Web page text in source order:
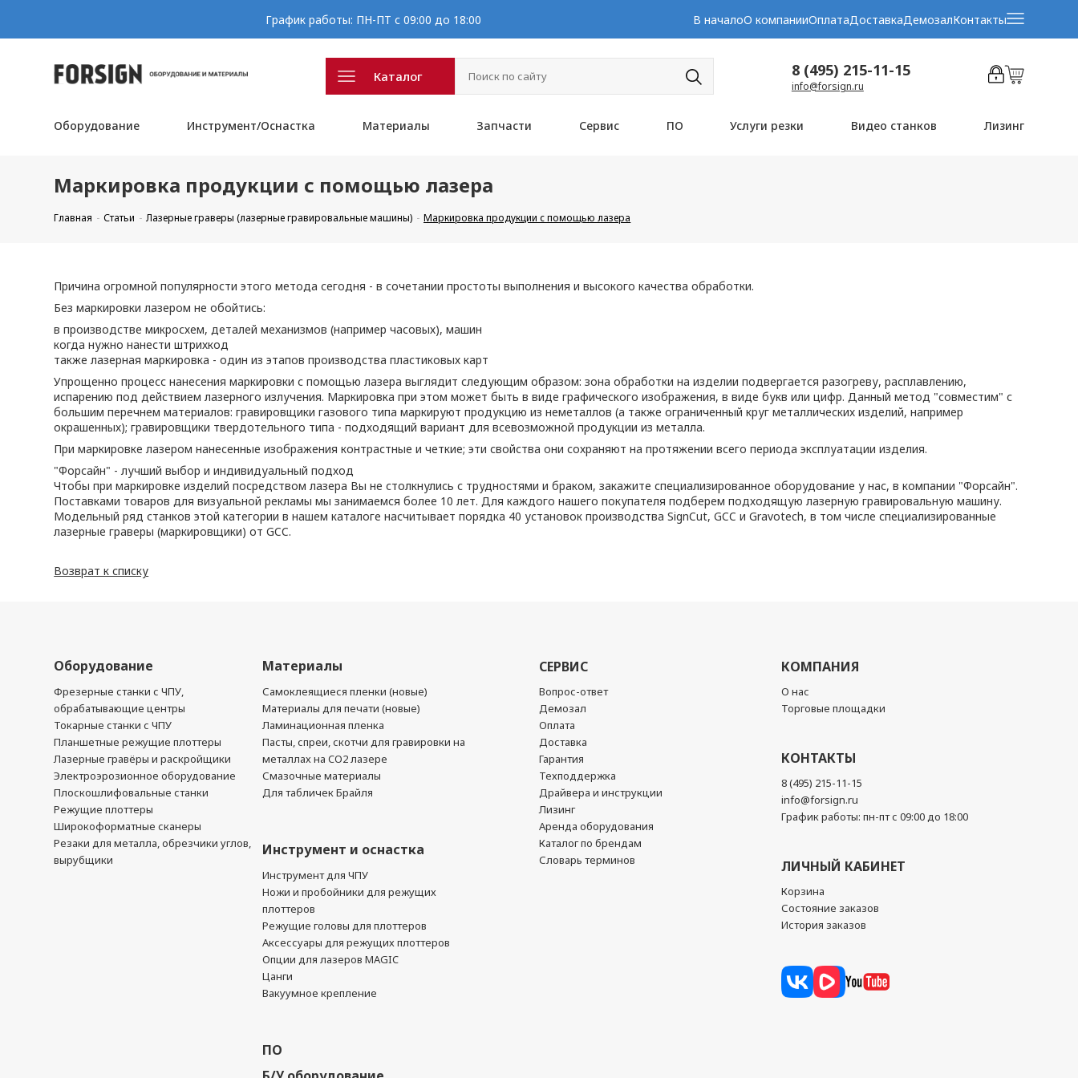
График работы: ПН-ПТ с 09:00 до 18:00 В началоО компанииОплатаДоставкаДемозалКонтакты
Каталог 8 (495) 215-11-15
info@forsign.ru
Оборудование Инструмент/Оснастка Материалы Запчасти Сервис ПО Услуги резки Видео станков Лизинг
Маркировка продукции с помощью лазера
Главная Статьи Лазерные граверы (лазерные гравировальные машины) Маркировка продукции с помощью лазера
Причина огромной популярности этого метода сегодня - в сочетании простоты выполнения и высокого качества обработки.
Без маркировки лазером не обойтись:
в производстве микросхем, деталей механизмов (например часовых), машин
когда нужно нанести штрихкод
также лазерная маркировка - один из этапов производства пластиковых карт
Упрощенно процесс нанесения маркировки с помощью лазера выглядит следующим образом: зона обработки на изделии подвергается разогреву, расплавлению,
испарению под действием лазерного излучения. Маркировка при этом может быть в виде графического изображения, в виде букв или цифр. Данный метод "совместим" с
большим перечнем материалов: гравировщики газового типа маркируют продукцию из неметаллов (а также ограниченный круг металлических изделий, например
окрашенных); гравировщики твердотельного типа - подходящий вариант для всевозможной продукции из металла.
При маркировке лазером нанесенные изображения контрастные и четкие; эти свойства они сохраняют на протяжении всего периода эксплуатации изделия.
"Форсайн" - лучший выбор и индивидуальный подход
Чтобы при маркировке изделий посредством лазера Вы не столкнулись с трудностями и браком, закажите специализированное оборудование у нас, в компании "Форсайн".
Поставками товаров для визуальной рекламы мы занимаемся более 10 лет. Для каждого нашего покупателя подберем подходящую лазерную гравировальную машину.
Модельный ряд станков этой категории в нашем каталоге насчитывает порядка 40 установок производства SignCut, GCC и Gravotech, в том числе специализированные
лазерные граверы (маркировщики) от GCC.
Возврат к списку
Оборудование
Фрезерные станки с ЧПУ,
обрабатывающие центры
Токарные станки с ЧПУ
Планшетные режущие плоттеры
Лазерные гравёры и раскройщики
Электроэрозионное оборудование
Плоскошлифовальные станки
Режущие плоттеры
Широкоформатные сканеры
Резаки для металла, обрезчики углов,
вырубщики
Материалы
Самоклеящиеся пленки (новые)
Материалы для печати (новые)
Ламинационная пленка
Пасты, спреи, скотчи для гравировки на
металлах на CO2 лазере
Смазочные материалы
Для табличек Брайля
Инструмент и оснастка
Инструмент для ЧПУ
Ножи и пробойники для режущих
плоттеров
Режущие головы для плоттеров
Аксессуары для режущих плоттеров
Опции для лазеров MAGIC
Цанги
Вакуумное крепление
ПО
СЕРВИС
Вопрос-ответ
Демозал
Оплата
Доставка
Гарантия
Техподдержка
Драйвера и инструкции
Лизинг
Аренда оборудования
Каталог по брендам
Словарь терминов
КОМПАНИЯ
О нас
Торговые площадки
КОНТАКТЫ
8 (495) 215-11-15
info@forsign.ru
График работы: пн-пт с 09:00 до 18:00
ЛИЧНЫЙ КАБИНЕТ
Корзина
Состояние заказов
История заказов